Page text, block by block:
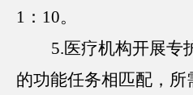
1：10。
5.医疗机构开展专
的功能任务相匹配，所